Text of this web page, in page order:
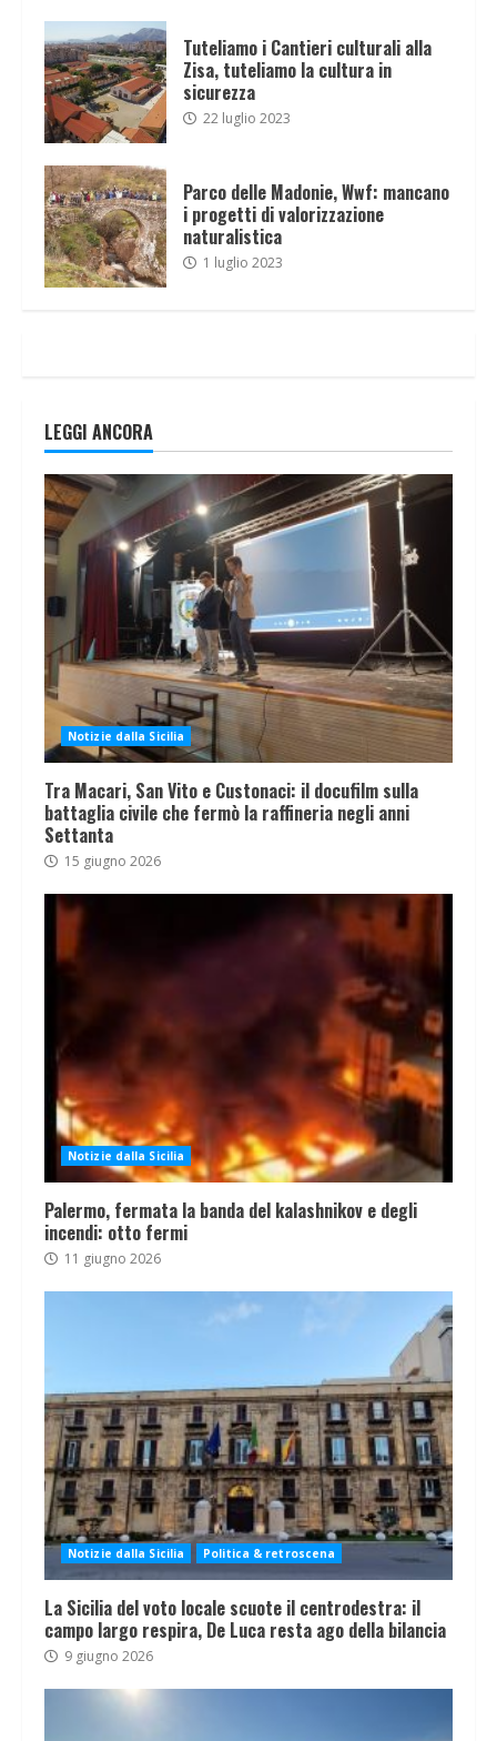
Tuteliamo i Cantieri culturali alla
Zisa, tuteliamo la cultura in
sicurezza
22 luglio 2023
Parco delle Madonie, Wwf: mancano
i progetti di valorizzazione
naturalistica
1 luglio 2023
LEGGI ANCORA
Notizie dalla Sicilia
Tra Macari, San Vito e Custonaci: il docufilm sulla
battaglia civile che fermò la raffineria negli anni
Settanta
15 giugno 2026
Notizie dalla Sicilia
Palermo, fermata la banda del kalashnikov e degli
incendi: otto fermi
11 giugno 2026
Notizie dalla Sicilia Politica & retroscena
La Sicilia del voto locale scuote il centrodestra: il
campo largo respira, De Luca resta ago della bilancia
9 giugno 2026